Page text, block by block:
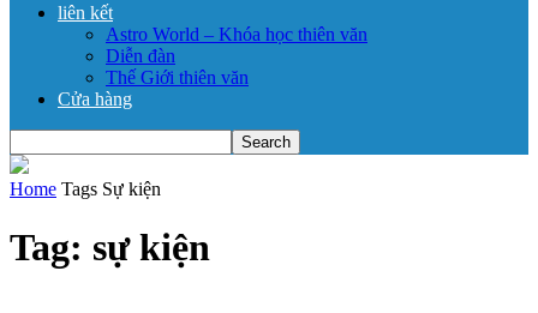
liên kết
Astro World – Khóa học thiên văn
Diễn đàn
Thế Giới thiên văn
Cửa hàng
Home Tags Sự kiện
Tag: sự kiện